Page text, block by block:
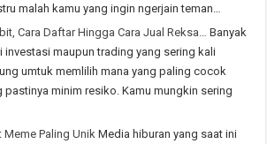
malah kamu yang ingin ngerjain teman…
Cara Daftar Hingga Cara Jual Reksa…
Banyak
investasi maupun trading yang sering kali
umtuk memlilih mana yang paling cocok
pastinya minim resiko. Kamu mungkin sering
Paling Unik Media hiburan yang saat ini